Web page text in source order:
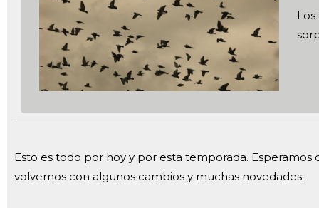
Esto es todo por hoy y por esta temporada. Esperamos
volvemos con algunos cambios y muchas novedades.